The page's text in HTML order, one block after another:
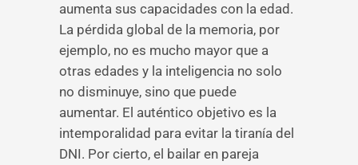
aumenta sus capacidades con la edad.
La pérdida global de la memoria, por
ejemplo, no es mucho mayor que a
otras edades y la inteligencia no solo
no disminuye, sino que puede
aumentar. El auténtico objetivo es la
intemporalidad para evitar la tiranía del
DNI. Por cierto, el bailar en pareja